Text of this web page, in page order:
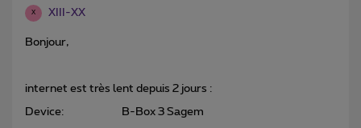
X XIII-XX
Bonjour,
internet est très lent depuis 2 jours :
Device: B-Box 3 Sagem